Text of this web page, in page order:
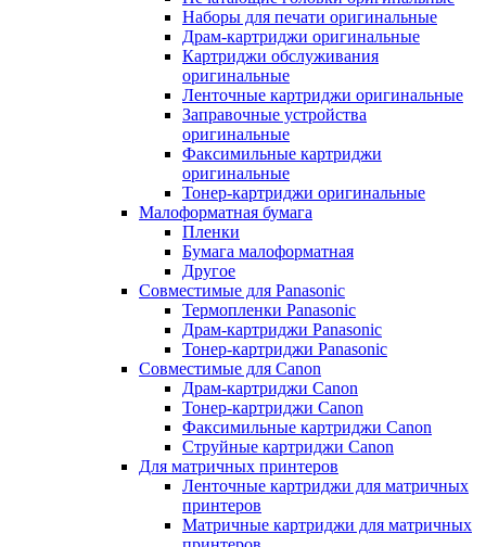
Наборы для печати оригинальные
Драм-картриджи оригинальные
Картриджи обслуживания
оригинальные
Ленточные картриджи оригинальные
Заправочные устройства
оригинальные
Факсимильные картриджи
оригинальные
Тонер-картриджи оригинальные
Малоформатная бумага
Пленки
Бумага малоформатная
Другое
Совместимые для Panasonic
Термопленки Panasonic
Драм-картриджи Panasonic
Тонер-картриджи Panasonic
Совместимые для Canon
Драм-картриджи Canon
Тонер-картриджи Canon
Факсимильные картриджи Canon
Струйные картриджи Canon
Для матричных принтеров
Ленточные картриджи для матричных
принтеров
Матричные картриджи для матричных